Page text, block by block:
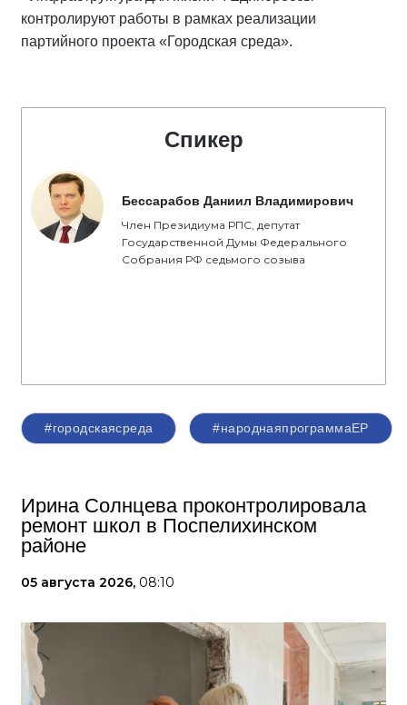
контролируют работы в рамках реализации
партийного проекта «Городская среда».
Спикер
Бессарабов Даниил Владимирович
Член Президиума РПС, депутат
Государственной Думы Федерального
Собрания РФ седьмого созыва
#городскаясреда #народнаяпрограммаЕР
Ирина Солнцева проконтролировала
ремонт школ в Поспелихинском
районе
05 августа 2026, 08:10